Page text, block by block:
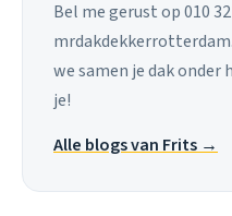
Bel me gerust op 010
we samen je dak onder
je!
Alle blogs van Frits →